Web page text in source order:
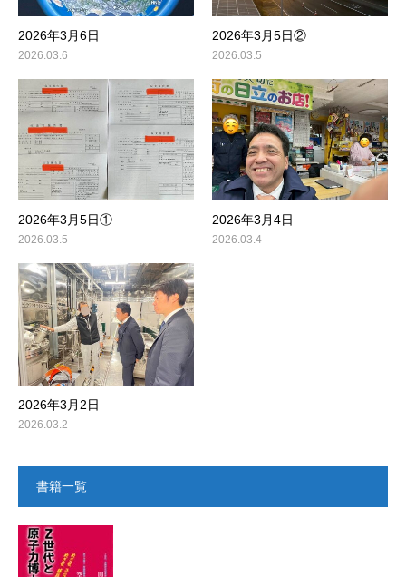
2026年3月6日
2026.03.6
2026年3月5日②
2026.03.5
2026年3月5日①
2026.03.5
2026年3月4日
2026.03.4
2026年3月2日
2026.03.2
書籍一覧